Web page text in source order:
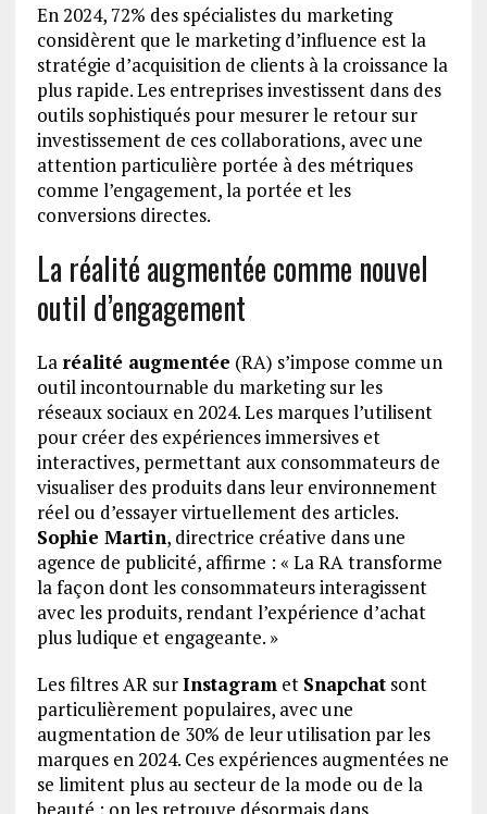
En 2024, 72% des spécialistes du marketing
considèrent que le marketing d’influence est la
stratégie d’acquisition de clients à la croissance la
plus rapide. Les entreprises investissent dans des
outils sophistiqués pour mesurer le retour sur
investissement de ces collaborations, avec une
attention particulière portée à des métriques
comme l’engagement, la portée et les
conversions directes.
La réalité augmentée comme nouvel
outil d’engagement
La réalité augmentée (RA) s’impose comme un
outil incontournable du marketing sur les
réseaux sociaux en 2024. Les marques l’utilisent
pour créer des expériences immersives et
interactives, permettant aux consommateurs de
visualiser des produits dans leur environnement
réel ou d’essayer virtuellement des articles.
Sophie Martin, directrice créative dans une
agence de publicité, affirme : « La RA transforme
la façon dont les consommateurs interagissent
avec les produits, rendant l’expérience d’achat
plus ludique et engageante. »
Les filtres AR surInstagram et Snapchatsont
particulièrement populaires, avec une
augmentation de 30% de leur utilisation par les
marques en 2024. Ces expériences augmentées ne
se limitent plus au secteur de la mode ou de la
beauté ; on les retrouve désormais dans